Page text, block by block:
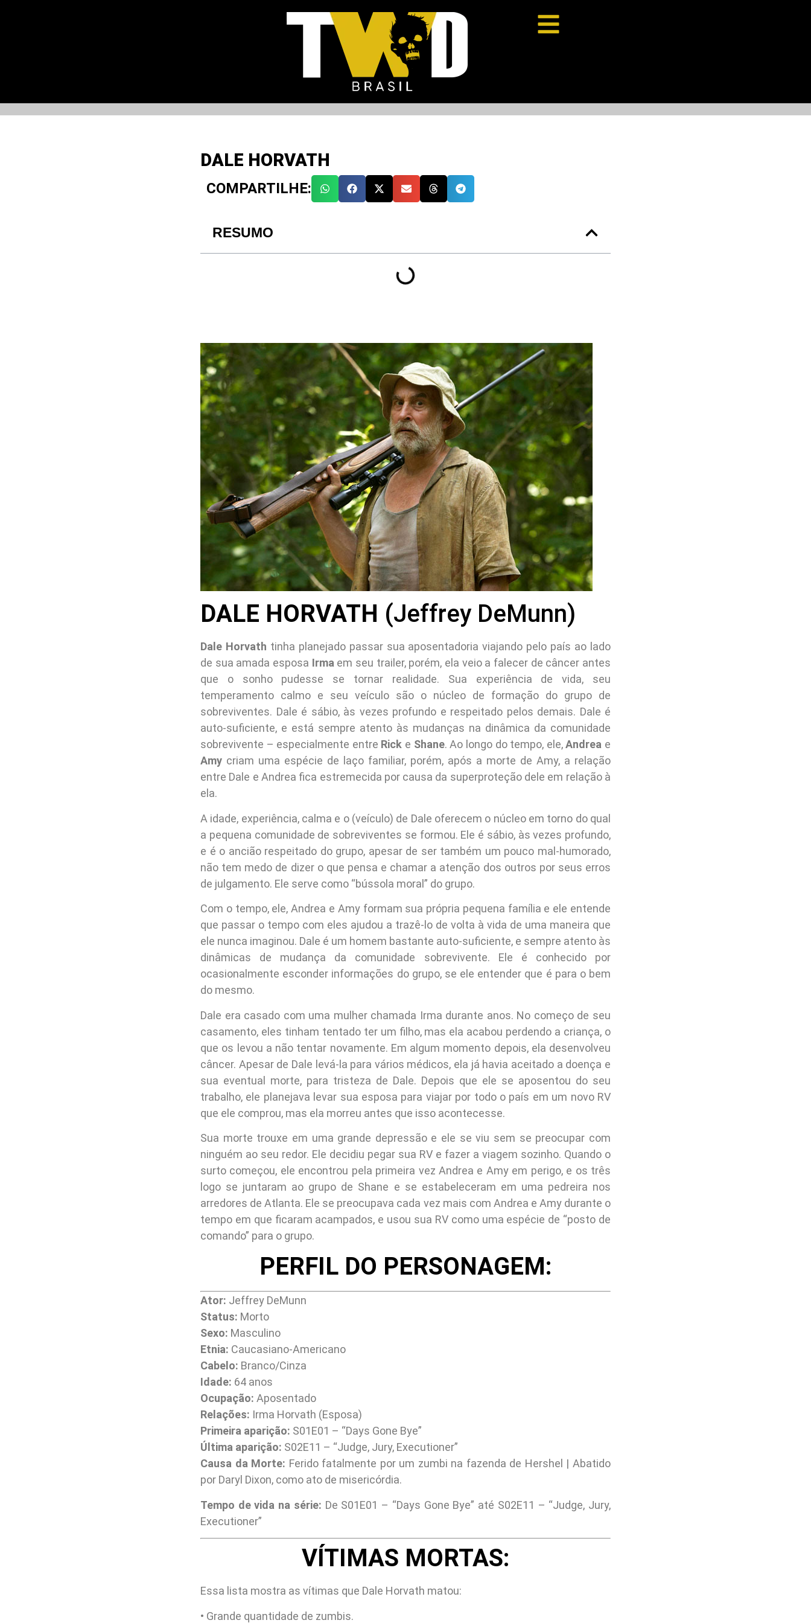
DALE HORVATH
COMPARTILHE:
RESUMO
DALE HORVATH (Jeffrey DeMunn)
Dale Horvath tinha planejado passar sua aposentadoria viajando pelo país ao lado
de sua amada esposa Irma em seu trailer, porém, ela veio a falecer de câncer antes
que o sonho pudesse se tornar realidade. Sua experiência de vida, seu
temperamento calmo e seu veículo são o núcleo de formação do grupo de
sobreviventes. Dale é sábio, às vezes profundo e respeitado pelos demais. Dale é
auto-suficiente, e está sempre atento às mudanças na dinâmica da comunidade
sobrevivente – especialmente entre Rick e Shane. Ao longo do tempo, ele,Andrea e
Amy criam uma espécie de laço familiar, porém, após a morte de Amy, a relação
entre Dale e Andrea fica estremecida por causa da superproteção dele em relação à
ela.
A idade, experiência, calma e o (veículo) de Dale oferecem o núcleo em torno do qual
a pequena comunidade de sobreviventes se formou. Ele é sábio, às vezes profundo,
e é o ancião respeitado do grupo, apesar de ser também um pouco mal-humorado,
não tem medo de dizer o que pensa e chamar a atenção dos outros por seus erros
de julgamento. Ele serve como “bússola moral” do grupo.
Com o tempo, ele, Andrea e Amy formam sua própria pequena família e ele entende
que passar o tempo com eles ajudou a trazê-lo de volta à vida de uma maneira que
ele nunca imaginou. Dale é um homem bastante auto-suficiente, e sempre atento às
dinâmicas de mudança da comunidade sobrevivente. Ele é conhecido por
ocasionalmente esconder informações do grupo, se ele entender que é para o bem
do mesmo.
Dale era casado com uma mulher chamada Irma durante anos. No começo de seu
casamento, eles tinham tentado ter um filho, mas ela acabou perdendo a criança, o
que os levou a não tentar novamente. Em algum momento depois, ela desenvolveu
câncer. Apesar de Dale levá-la para vários médicos, ela já havia aceitado a doença e
sua eventual morte, para tristeza de Dale. Depois que ele se aposentou do seu
trabalho, ele planejava levar sua esposa para viajar por todo o país em um novo RV
que ele comprou, mas ela morreu antes que isso acontecesse.
Sua morte trouxe em uma grande depressão e ele se viu sem se preocupar com
ninguém ao seu redor. Ele decidiu pegar sua RV e fazer a viagem sozinho. Quando o
surto começou, ele encontrou pela primeira vez Andrea e Amy em perigo, e os três
logo se juntaram ao grupo de Shane e se estabeleceram em uma pedreira nos
arredores de Atlanta. Ele se preocupava cada vez mais com Andrea e Amy durante o
tempo em que ficaram acampados, e usou sua RV como uma espécie de “posto de
comando” para o grupo.
PERFIL DO PERSONAGEM:
Ator: Jeffrey DeMunn
Status: Morto
Sexo: Masculino
Etnia: Caucasiano-Americano
Cabelo: Branco/Cinza
Idade: 64 anos
Ocupação: Aposentado
Relações: Irma Horvath (Esposa)
Primeira aparição: S01E01 – “Days Gone Bye”
Última aparição: S02E11 – “Judge, Jury, Executioner”
Causa da Morte: Ferido fatalmente por um zumbi na fazenda de Hershel | Abatido
por Daryl Dixon, como ato de misericórdia.
Tempo de vida na série: De S01E01 – “Days Gone Bye” até S02E11 – “Judge, Jury,
Executioner”
VÍTIMAS MORTAS:
Essa lista mostra as vítimas que Dale Horvath matou:
• Grande quantidade de zumbis.